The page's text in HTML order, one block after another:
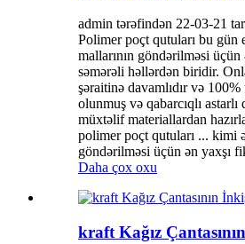
admin tərəfindən 22-03-21
Polimer poçt qutuları bu gün
mallarının göndərilməsi
səmərəli həllərdən biridir.
şəraitinə davamlıdır və
olunmuş və qabarcıqlı
müxtəlif materiallardan
polimer poçt qutuları ... kimi
göndərilməsi üçün ən yaxşı
Daha çox oxu
kraft Kağız